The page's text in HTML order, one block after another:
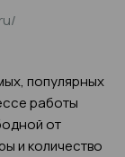
популярных
работы
от
и количество